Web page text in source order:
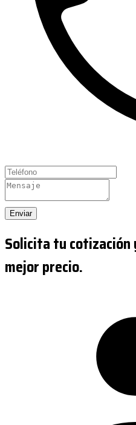
Enviar
Solicita tu
mejor precio.